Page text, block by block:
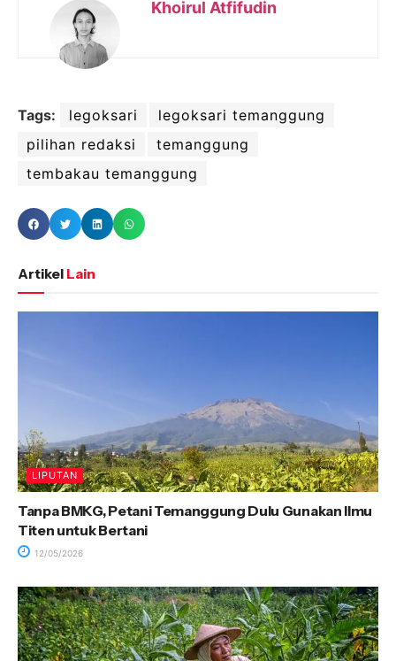
Khoirul Atfifudin
Tags: legoksari
legoksari temanggung
pilihan redaksi
temanggung
tembakau temanggung
Artikel Lain
LIPUTAN
Tanpa BMKG, Petani Temanggung Dulu Gunakan Ilmu
Titen untuk Bertani
12/05/2026